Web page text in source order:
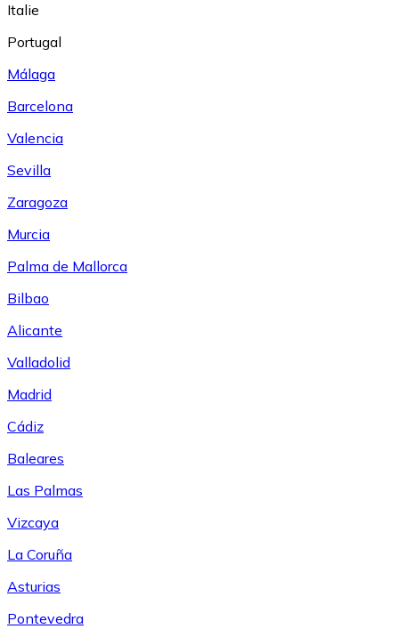
Italie
Portugal
Málaga
Barcelona
Valencia
Sevilla
Zaragoza
Murcia
Palma de Mallorca
Bilbao
Alicante
Valladolid
Madrid
Cádiz
Baleares
Las Palmas
Vizcaya
La Coruña
Asturias
Pontevedra